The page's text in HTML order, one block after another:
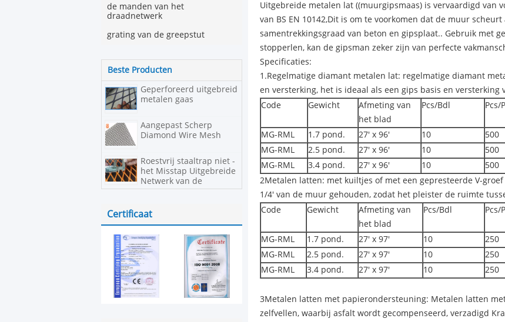
de manden van het
draadnetwerk
grating van de greepstut
Beste Producten
Geperforeerd uitgebreid
metalen gaas
Aangepast Scherp
Diamond Wire Mesh
Roestvrij staaltrap niet -
het Misstap Uitgebreide
Netwerk van de
Metaaldraad
installeren
Certificaat
Uitgebreide metalen lat ((muurgipsmaas) is vervaardigd van
van BS EN 10142,Dit is om te voorkomen dat de muur
samentrekkingsgraad van beton en gipsplaat.. Gebruik met
stopperlen, kan de gipsman zeker zijn van perfecte
Specificaties:
1.Regelmatige diamant metalen lat: regelmatige diamant
en versterking, het is ideaal als een gips basis en versterking
Code
Gewicht
Afmeting van
het blad
Pcs/Bdl Pcs/
MG-RML 1.7 pond. 27' x 96' 10
500
MG-RML
2.5 pond. 27' x 96' 10
500
MG-RML
3.4 pond. 27' x 96' 10
500
2Metalen latten: met kuiltjes of met een gepresteerde V-
1/4' van de muur gehouden, zodat het pleister de ruimte
Code
Gewicht
Afmeting van
het blad
Pcs/Bdl Pcs/
MG-RML 1.7 pond. 27' x 97' 10
250
MG-RML
2.5 pond. 27' x 97' 10
250
MG-RML
3.4 pond. 27' x 97' 10 250
3Metalen latten met papierondersteuning: Metalen latten
zelfvellen, waarbij asfalt wordt gecompenseerd, verzadigd